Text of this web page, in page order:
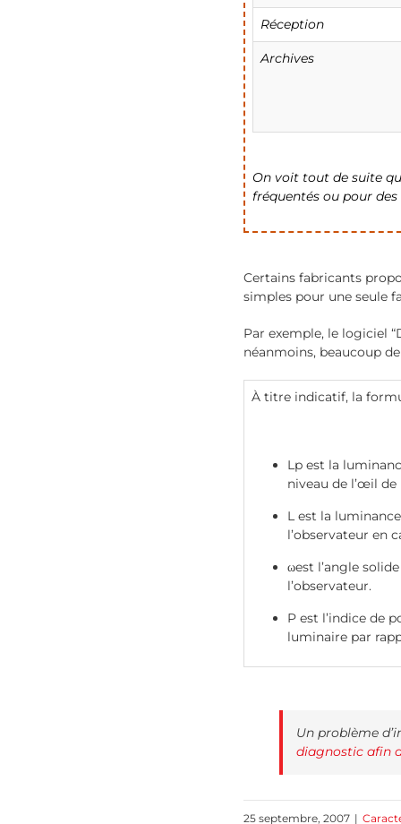
Réception
Archives
On voit tout de suite
fréquentés ou pour
Certains fabricants
simples pour une seule
Par exemple, le logiciel
néanmoins, beaucoup
À titre indicatif, la
Lp est la
niveau de l’œil de
L est la
l’observateur en
ωest l’angle
l’observateur.
P est l’indice de
luminaire par
Un problème
diagnostic afin
25 septembre, 2007 |